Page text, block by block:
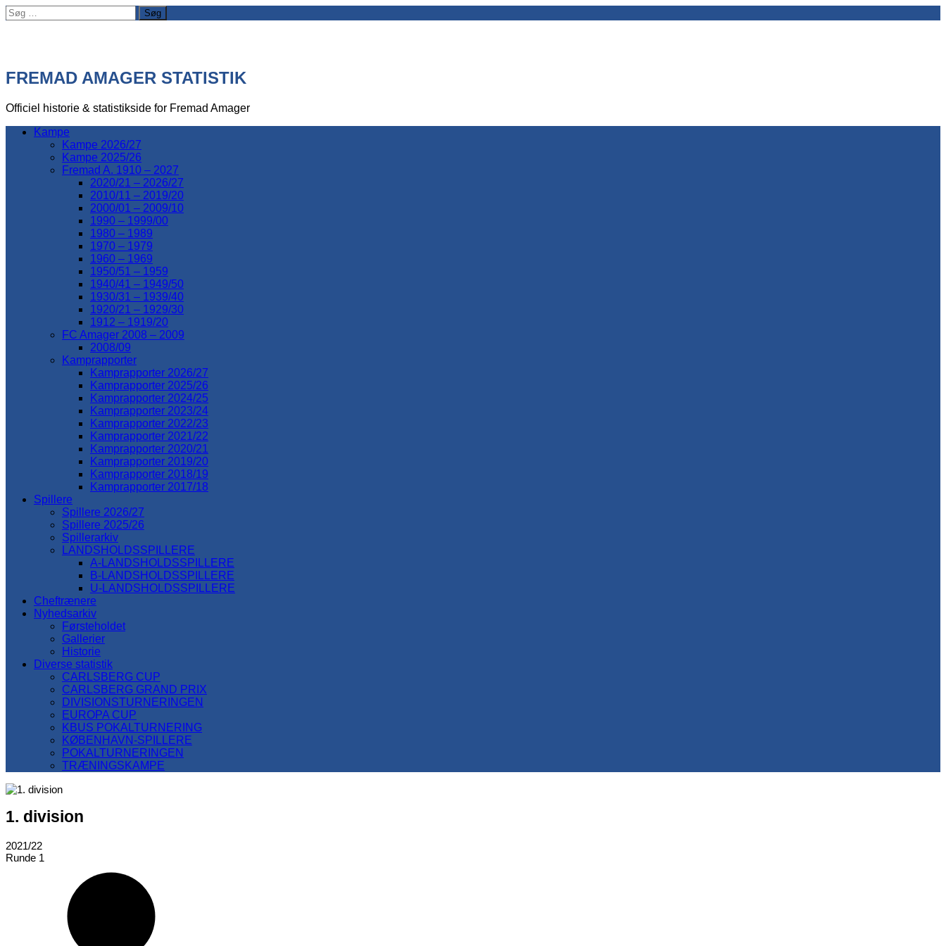
Søg
efter:
FREMAD AMAGER STATISTIK
Officiel historie & statistikside for Fremad Amager
Kampe
Kampe 2026/27
Kampe 2025/26
Fremad A. 1910 – 2027
2020/21 – 2026/27
2010/11 – 2019/20
2000/01 – 2009/10
1990 – 1999/00
1980 – 1989
1970 – 1979
1960 – 1969
1950/51 – 1959
1940/41 – 1949/50
1930/31 – 1939/40
1920/21 – 1929/30
1912 – 1919/20
FC Amager 2008 – 2009
2008/09
Kamprapporter
Kamprapporter 2026/27
Kamprapporter 2025/26
Kamprapporter 2024/25
Kamprapporter 2023/24
Kamprapporter 2022/23
Kamprapporter 2021/22
Kamprapporter 2020/21
Kamprapporter 2019/20
Kamprapporter 2018/19
Kamprapporter 2017/18
Spillere
Spillere 2026/27
Spillere 2025/26
Spillerarkiv
LANDSHOLDSSPILLERE
A-LANDSHOLDSSPILLERE
B-LANDSHOLDSSPILLERE
U-LANDSHOLDSSPILLERE
Cheftrænere
Nyhedsarkiv
Førsteholdet
Gallerier
Historie
Diverse statistik
CARLSBERG CUP
CARLSBERG GRAND PRIX
DIVISIONSTURNERINGEN
EUROPA CUP
KBUS POKALTURNERING
KØBENHAVN-SPILLERE
POKALTURNERINGEN
TRÆNINGSKAMPE
1. division
2021/22
Runde 1